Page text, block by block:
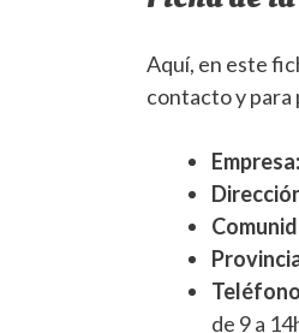
Aquí, en este
contacto y para
Empresa:
de 9 a